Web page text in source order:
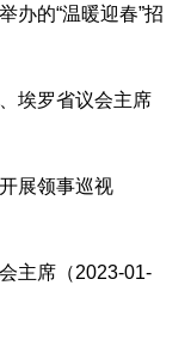
办的“温暖迎春”招
埃罗省议会主席
展领事巡视
主席（2023-01-